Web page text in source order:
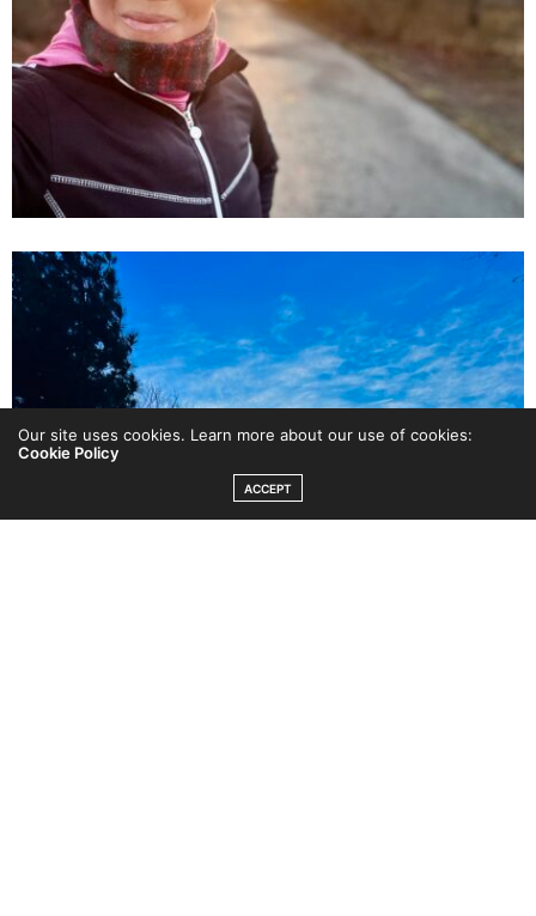
Our site uses cookies. Learn more about our use of cookies:
Cookie Policy
ACCEPT